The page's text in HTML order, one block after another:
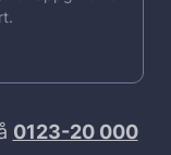
0123-20 000